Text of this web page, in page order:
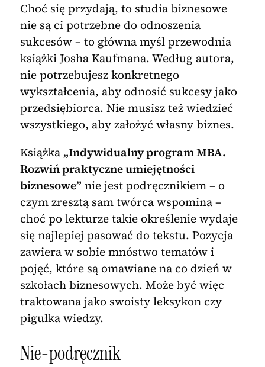
Choć się przydają, to studia biznesowe
nie są ci potrzebne do odnoszenia
sukcesów – to główna myśl przewodnia
książki Josha Kaufmana. Według autora,
nie potrzebujesz konkretnego
wykształcenia, aby odnosić sukcesy jako
przedsiębiorca. Nie musisz też wiedzieć
wszystkiego, aby założyć własny biznes.
Książka „Indywidualny program MBA.
Rozwiń praktyczne umiejętności
biznesowe” nie jest podręcznikiem – o
czym zresztą sam twórca wspomina –
choć po lekturze takie określenie wydaje
się najlepiej pasować do tekstu. Pozycja
zawiera w sobie mnóstwo tematów i
pojęć, które są omawiane na co dzień w
szkołach biznesowych. Może być więc
traktowana jako swoisty leksykon czy
pigułka wiedzy.
Nie-podręcznik